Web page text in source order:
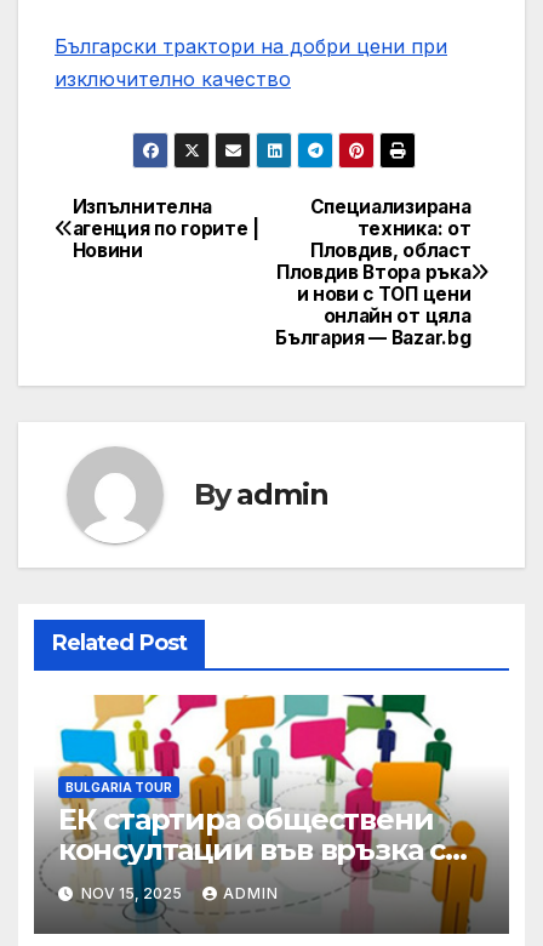
Български трактори на добри цени при
изключително качество
Post
navigation
Специализирана
техника: от
Пловдив, област
Пловдив Втора ръка
и нови с ТОП цени
онлайн от цяла
България — Bazar.bg
Изпълнителна
агенция по горите |
Новини
Byadmin
Related Post
BULGARIA TOUR
ЕК стартира обществени
консултации във връзка с
Оценката на директивите
за обществените поръчки
NOV 15, 2025 ADMIN